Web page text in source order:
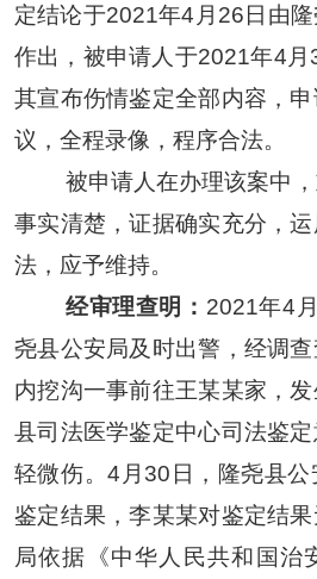
定结论于2021年4月26日由
作出，被申请人于2021年4
其宣布伤情鉴定全部内容，
议，全程录像，程序合法。
被申请人在办理该案中
事实清楚，证据确实充分，
法，应予维持。
经审理查明： 2021年4
尧县公安局及时出警，经调
内挖沟一事前往王某某家，
县司法医学鉴定中心司法鉴
轻微伤。4月30日，隆尧县
鉴定结果，李某某对鉴定结
局依据《中华人民共和国治